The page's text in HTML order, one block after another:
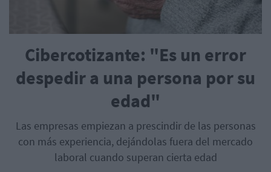
Cibercotizante: "Es un error
despedir a una persona por su
edad"
Las empresas empiezan a prescindir de las personas
con más experiencia, dejándolas fuera del mercado
laboral cuando superan cierta edad